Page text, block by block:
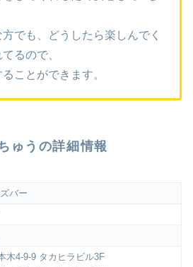
でも、どうしたら楽しんでく
るので、
ことができます。
ゅうの詳細情報
バー
木4-9-9 タカヒラビル3F